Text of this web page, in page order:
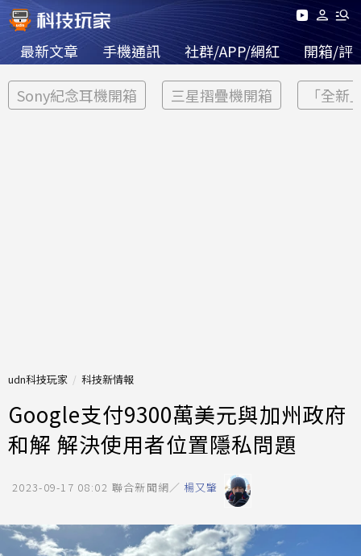
最新文章 手機通訊 社群/APP/網紅 開箱/評
Sony紀念耳機開箱 三星摺疊機開箱 「全新
udn科技玩家 科技新情報
Google支付9300萬美元與加州政府
和解 解決使用者位置隱私問題
2023-09-17 08:02 聯合新聞網／ 楊又肇